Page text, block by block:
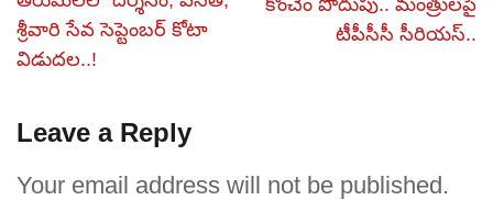
శ్రీవారి సేవ సెప్టెంబర్ కోటా
విడుదల..!
టీపీసీసీ సీరియస్‌..
Leave a Reply
Your email address will not be published.